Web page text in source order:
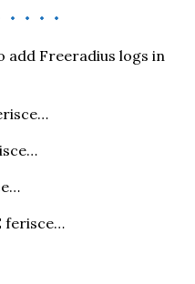
add Freeradius logs in
ferisce…